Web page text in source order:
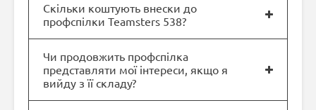
Скільки коштують внески до
профспілки Teamsters 538?
Чи продовжить профспілка
представляти мої інтереси, якщо я
вийду з її складу?